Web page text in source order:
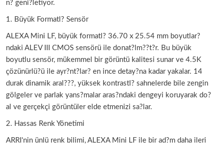
n? geni?letiyor.
1. Büyük Formatl? Sensör
ALEXA Mini LF, büyük formatl? 36.70 x 25.54 mm boyutlar?
ndaki ALEV III CMOS sensörü ile donat?lm??t?r. Bu büyük
boyutlu sensör, mükemmel bir görüntü kalitesi sunar ve 4.5K
çözünürlü?ü ile ayr?nt?lar? en ince detay?na kadar yakalar. 14
durak dinamik aral???, yüksek kontrastl? sahnelerde bile zengin
gölgeler ve parlak yans?malar aras?ndaki dengeyi koruyarak do?
al ve gerçekçi görüntüler elde etmenizi sa?lar.
2. Hassas Renk Yönetimi
ARRI'nin ünlü renk bilimi, ALEXA Mini LF ile bir ad?m daha ileri